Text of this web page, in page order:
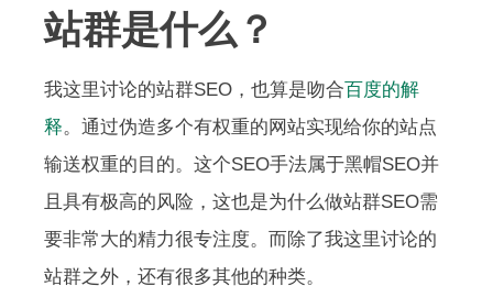
站群是什么？
我这里讨论的站群SEO，也算是吻合百度的解
释。通过伪造多个有权重的网站实现给你的站点
输送权重的目的。这个SEO手法属于黑帽SEO并
且具有极高的风险，这也是为什么做站群SEO需
要非常大的精力很专注度。而除了我这里讨论的
站群之外，还有很多其他的种类。